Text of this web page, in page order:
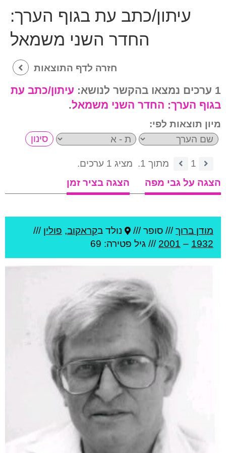
עיתון/כתב עת בגוף הערך:
החדר השני משמאל
חזרה לדף התוצאות
1 ערכים נמצאו בהקשר לנושא:
עיתון/כתב עת
בגוף הערך: החדר השני משמאל.
מיון תוצאות לפי:
1 מתוך 1.
מציג 1 ערכים.
הצגה על גבי מפה
הצגה בציר זמן
מודן ברוך/// סופר /// נולד בקראקוב, פולין ///
1932
–
2001 /// גיל פטירה: 69